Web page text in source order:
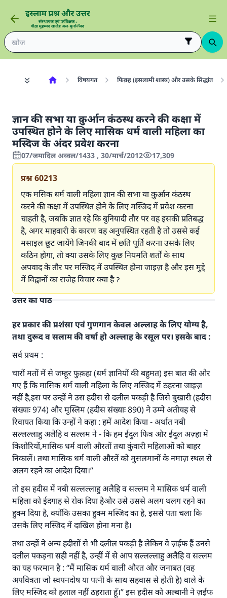
विषयगत फिक़्ह (इसलामी शास्त्र) और उसके सिद्धांत
ज्ञान की सभा या क़ुर्आन कंठस्थ करने की कक्षा में
उपस्थित होने के लिए मासिक धर्म वाली महिला का
मस्दिज के अंदर प्रवेश करना
07/जमादिल अव्वल/1433 , 30/मार्च/2012 17,309
प्रश्न60213
एक मसिक धर्म वाली महिला ज्ञान की सभा या क़ुर्आन कंठस्थ
करने की कक्षा में उपस्थित होने के लिए मस्जिद में प्रवेश करना
चाहती है, जबकि ज्ञात रहे कि बुनियादी तौर पर वह इसकी प्रतिबद्ध
है, अगर माहवारी के कारण वह अनुपस्थित रहती है तो उससे कई
मसाइल छूट जायेंगे जिनकी बाद में छति पूर्ति करना उसके लिए
कठिन होगा, तो क्या उसके लिए कुछ नियमति शर्तों के साथ
अपवाद के तौर पर मस्जिद में उपस्थित होना जाइज़ है और इस मुद्दे
में विद्वानों का राजेह विचार क्या है ॽ
उत्तर का पाठ
हर प्रकार की प्रशंसा एवं गुणगान केवल अल्लाह के लिए योग्य है,
तथा दुरूद व सलाम की वर्षा हो अल्लाह के रसूल पर। इसके बाद :
सर्व प्रथम :
चारों मतों में से जम्हूर फुक़हा (धर्म ज्ञानियों की बहुमत) इस बात की ओर
गए हैं कि मासिक धर्म वाली महिला के लिए मस्जिद में ठहरना जाइज़
नहीं है,इस पर उन्हों ने उस हदीस से दलील पकड़ी है जिसे बुखारी (हदीस
संख्याः 974) और मुस्लिम (हदीस संख्याः 890) ने उम्मे अतीयह से
रिवायत किया कि उन्हों ने कहा : हमें आदेश किया - अर्थात नबी
सल्लल्लाहु अलैहि व सल्लम ने - कि हम ईदुल फित्र और ईदुल अज़्हा में
किशोरियों,मासिक धर्म वाली औरतों तथा कुंवारी महिलाओं को बाहर
निकालें। तथा मासिक धर्म वाली औरतें को मुसलमानों के नमाज़ स्थल से
अलग रहने का आदेश दिया।”
तो इस हदीस में नबी सल्लल्लाहु अलैहि व सल्लम ने मासिक धर्म वाली
महिला को ईदगाह से रोक दिया हैऔर उसे उससे अलग थलग रहने का
हुक्म दिया है, क्योंकि उसका हुक्म मस्जिद का है, इससे पता चला कि
उसके लिए मस्जिद में दाखिल होना मना है।
तथा उन्हों ने अन्य हदीसों से भी दलील पकड़ी है लेकिन वे ज़ईफ हैं उनसे
दलील पकड़ना सही नहीं है, उन्हीं में से आप सल्लल्लाहु अलैहि व सल्लम
का यह फरमान है : “मैं मासिक धर्म वाली औरत और जनाबत (वह
अपवित्रता जो स्वपनदोष या पत्नी के साथ सहवास से होती है) वाले के
लिए मस्जिद को हलाल नहीं ठहराता हूँ।” इस हदीस को अल्बानी ने ज़ईफ